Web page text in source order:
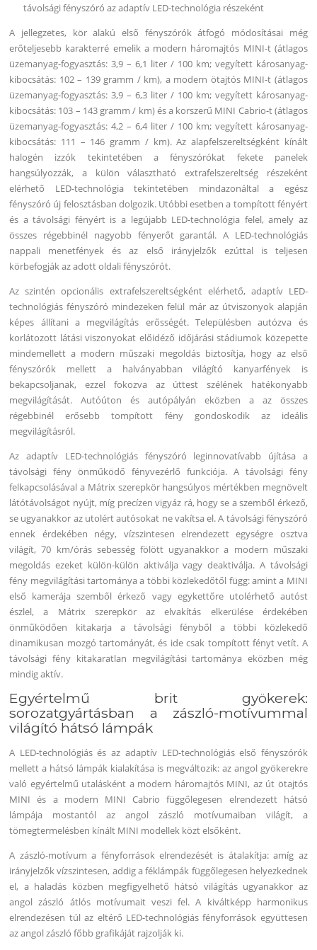
távolsági fényszóró az adaptív LED-technológia részeként
A jellegzetes, kör alakú első fényszórók átfogó módosításai még
erőteljesebb karakterré emelik a modern háromajtós MINI-t (átlagos
üzemanyag-fogyasztás: 3,9 – 6,1 liter / 100 km; vegyített károsanyag-
kibocsátás: 102 – 139 gramm / km), a modern ötajtós MINI-t (átlagos
üzemanyag-fogyasztás: 3,9 – 6,3 liter / 100 km; vegyített károsanyag-
kibocsátás: 103 – 143 gramm / km) és a korszerű MINI Cabrio-t (átlagos
üzemanyag-fogyasztás: 4,2 – 6,4 liter / 100 km; vegyített károsanyag-
kibocsátás: 111 – 146 gramm / km). Az alapfelszereltségként kínált
halogén izzók tekintetében a fényszórókat fekete panelek
hangsúlyozzák, a külön választható extrafelszereltség részeként
elérhető LED-technológia tekintetében mindazonáltal a egész
fényszóró új felosztásban dolgozik. Utóbbi esetben a tompított fényért
és a távolsági fényért is a legújabb LED-technológia felel, amely az
összes régebbinél nagyobb fényerőt garantál. A LED-technológiás
nappali menetfények és az első irányjelzők ezúttal is teljesen
körbefogják az adott oldali fényszórót.
Az szintén opcionális extrafelszereltségként elérhető, adaptív LED-
technológiás fényszóró mindezeken felül már az útviszonyok alapján
képes állítani a megvilágítás erősségét. Településben autózva és
korlátozott látási viszonyokat előidéző időjárási stádiumok közepette
mindemellett a modern műszaki megoldás biztosítja, hogy az első
fényszórók mellett a halványabban világító kanyarfények is
bekapcsoljanak, ezzel fokozva az úttest szélének hatékonyabb
megvilágítását. Autóúton és autópályán eközben a az összes
régebbinél erősebb tompított fény gondoskodik az ideális
megvilágításról.
Az adaptív LED-technológiás fényszóró leginnovatívabb újítása a
távolsági fény önműködő fényvezérlő funkciója. A távolsági fény
felkapcsolásával a Mátrix szerepkör hangsúlyos mértékben megnövelt
látótávolságot nyújt, míg precízen vigyáz rá, hogy se a szemből érkező,
se ugyanakkor az utolért autósokat ne vakítsa el. A távolsági fényszóró
ennek érdekében négy, vízszintesen elrendezett egységre osztva
világít, 70 km/órás sebesség fölött ugyanakkor a modern műszaki
megoldás ezeket külön-külön aktiválja vagy deaktiválja. A távolsági
fény megvilágítási tartománya a többi közlekedőtől függ: amint a MINI
első kamerája szemből érkező vagy egykettőre utolérhető autóst
észlel, a Mátrix szerepkör az elvakítás elkerülése érdekében
önműködően kitakarja a távolsági fényből a többi közlekedő
dinamikusan mozgó tartományát, és ide csak tompított fényt vetít. A
távolsági fény kitakaratlan megvilágítási tartománya eközben még
mindig aktív.
Egyértelmű brit gyökerek:
sorozatgyártásban a zászló-motívummal
világító hátsó lámpák
A LED-technológiás és az adaptív LED-technológiás első fényszórók
mellett a hátsó lámpák kialakítása is megváltozik: az angol gyökerekre
való egyértelmű utalásként a modern háromajtós MINI, az út ötajtós
MINI és a modern MINI Cabrio függőlegesen elrendezett hátsó
lámpája mostantól az angol zászló motívumaiban világít, a
tömegtermelésben kínált MINI modellek közt elsőként.
A zászló-motívum a fényforrások elrendezését is átalakítja: amíg az
irányjelzők vízszintesen, addig a féklámpák függőlegesen helyezkednek
el, a haladás közben megfigyelhető hátsó világítás ugyanakkor az
angol zászló átlós motívumait veszi fel. A kiváltképp harmonikus
elrendezésen túl az eltérő LED-technológiás fényforrások együttesen
az angol zászló főbb grafikáját rajzolják ki.